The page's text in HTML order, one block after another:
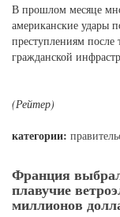
В прошлом месяце
американские удары
преступлениям
гражданской
(Рейтер)
категории:
Франция
плавучие
миллионов